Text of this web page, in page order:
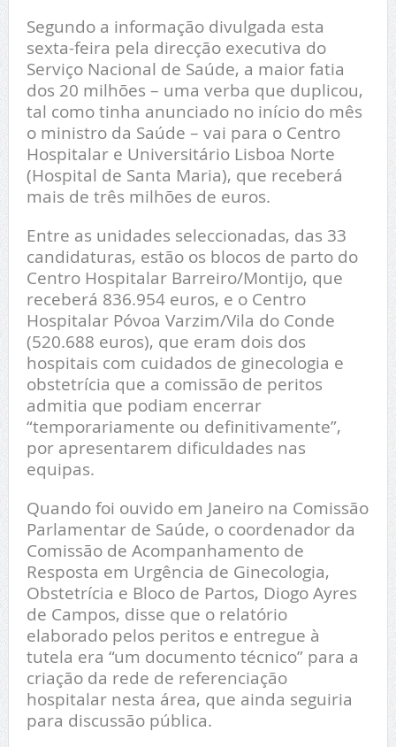
Segundo a informação divulgada esta
sexta-feira pela direcção executiva do
Serviço Nacional de Saúde, a maior fatia
dos 20 milhões – uma verba que duplicou,
tal como tinha anunciado no início do mês
o ministro da Saúde – vai para o Centro
Hospitalar e Universitário Lisboa Norte
(Hospital de Santa Maria), que receberá
mais de três milhões de euros.
Entre as unidades seleccionadas, das 33
candidaturas, estão os blocos de parto do
Centro Hospitalar Barreiro/Montijo, que
receberá 836.954 euros, e o Centro
Hospitalar Póvoa Varzim/Vila do Conde
(520.688 euros), que eram dois dos
hospitais com cuidados de ginecologia e
obstetrícia que a comissão de peritos
admitia que podiam encerrar
“temporariamente ou definitivamente”,
por apresentarem dificuldades nas
equipas.
Quando foi ouvido em Janeiro na Comissão
Parlamentar de Saúde, o coordenador da
Comissão de Acompanhamento de
Resposta em Urgência de Ginecologia,
Obstetrícia e Bloco de Partos, Diogo Ayres
de Campos, disse que o relatório
elaborado pelos peritos e entregue à
tutela era “um documento técnico” para a
criação da rede de referenciação
hospitalar nesta área, que ainda seguiria
para discussão pública.